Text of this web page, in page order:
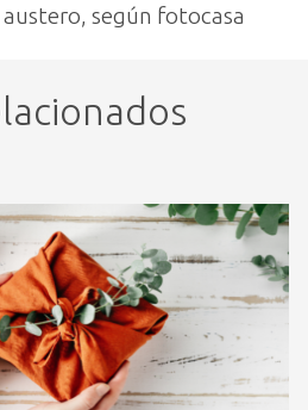
austero, según fotocasa